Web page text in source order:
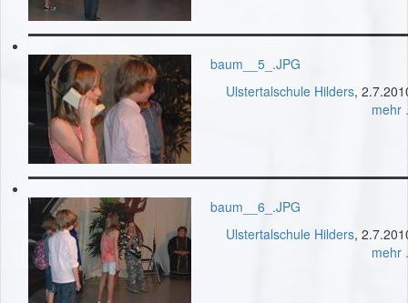
baum__5_.JPG
Ulstertalschule Hilders,
mehr
baum__6_.JPG
Ulstertalschule Hilders,
mehr